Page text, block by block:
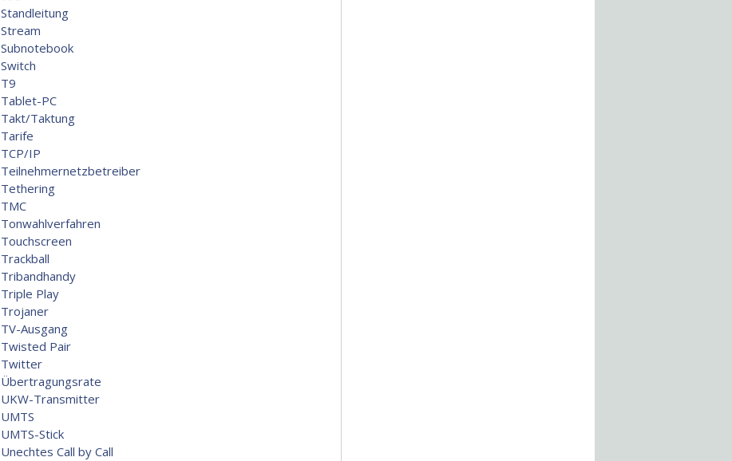
Standleitung
Stream
Subnotebook
Switch
T9
Tablet-PC
Takt/Taktung
Tarife
TCP/IP
Teilnehmernetzbetreiber
Tethering
TMC
Tonwahlverfahren
Touchscreen
Trackball
Tribandhandy
Triple Play
Trojaner
TV-Ausgang
Twisted Pair
Twitter
Übertragungsrate
UKW-Transmitter
UMTS
UMTS-Stick
Unechtes Call by Call